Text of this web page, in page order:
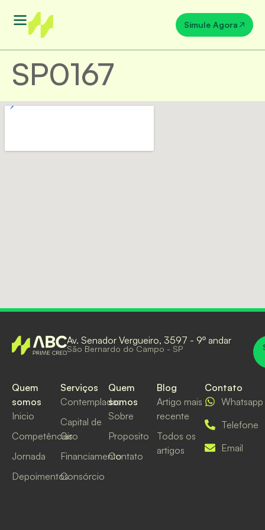
Simule Agora
SP0167
Av. Senador Vergueiro, 3597 - 9º andar
São Bernardo do Campo - SP
Quem
somos
Inicio
Competências
Jornada
Depoimentos
Serviços
Contempladas
Capital de
Giro
Financiamento
Consórcio
Quem
somos
Sobre
Proposito
Contato
Blog
Artigo mais
recente
Todos os
artigos
Contato
Whatsapp
Telefone
Email